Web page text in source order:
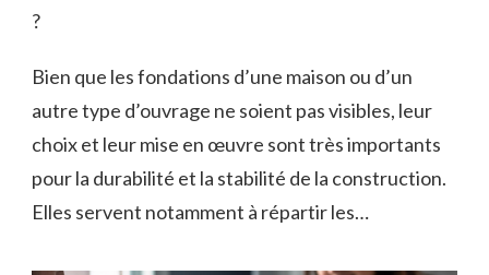
?
Bien que les fondations d’une maison ou d’un
autre type d’ouvrage ne soient pas visibles, leur
choix et leur mise en œuvre sont très importants
pour la durabilité et la stabilité de la construction.
Elles servent notamment à répartir les…